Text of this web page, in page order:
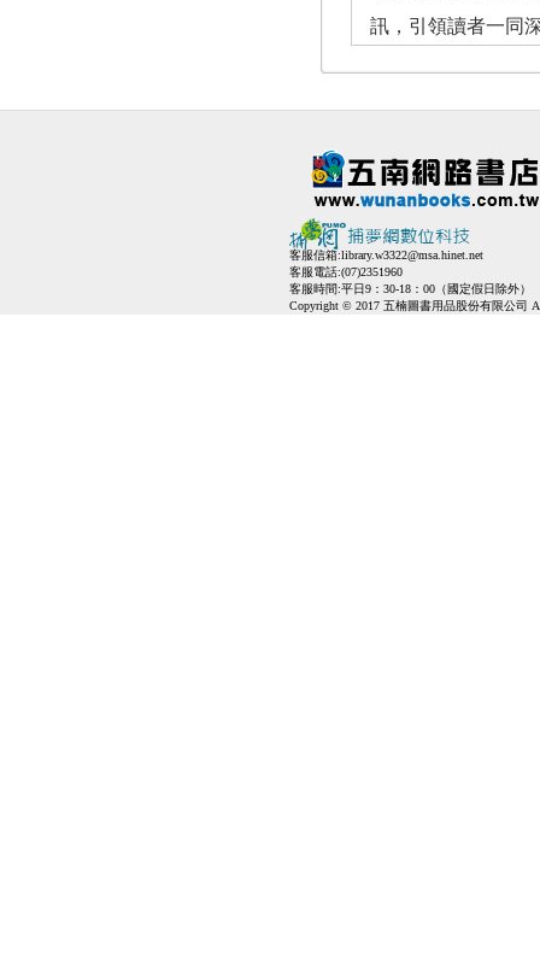
訊，引領讀者一同
客服信箱:library.w3322@msa.hinet.net
客服電話:(07)2351960
客服時間:平日9：30-18：00（國定假日除外）
Copyright © 2017 五楠圖書用品股份有限公司